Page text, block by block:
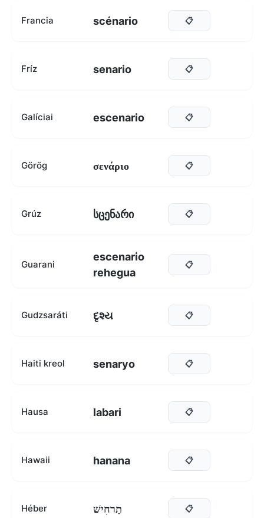
Francia scénario 📋
Fríz senario 📋
Galíciai escenario 📋
Görög σενάριο 📋
Grúz სცენარი 📋
Guarani
escenario
rehegua
📋
Gudzsaráti દૃશ્ય 📋
Haiti kreol senaryo 📋
Hausa labari 📋
Hawaii hanana 📋
Héber תַרחִישׁ 📋